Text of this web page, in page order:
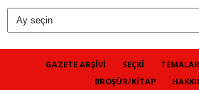
GAZETE ARŞIVI SEÇKI TEMALAR
BROŞÜR/KITAP